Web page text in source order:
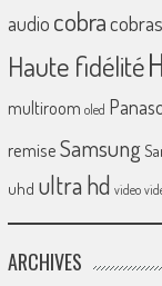
audio cobra
Haute fidélité
multiroom oled
remiseSamsung
uhd ultra hd video
ARCHIVES